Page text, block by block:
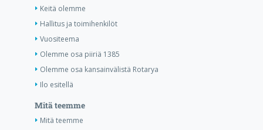
Keitä olemme
Hallitus ja toimihenkilöt
Vuositeema
Olemme osa piiriä 1385
Olemme osa kansainvälistä Rotarya
Ilo esitellä
Mitä teemme
Mitä teemme